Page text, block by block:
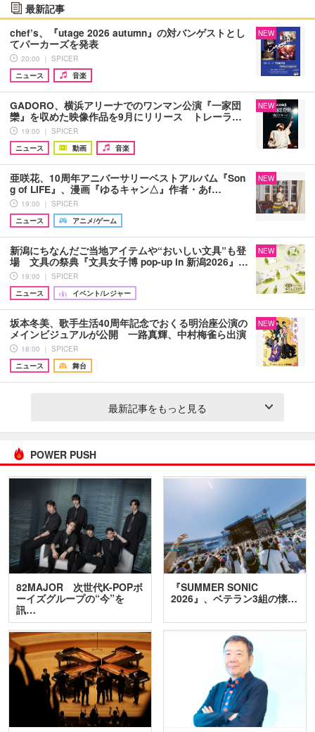
最新記事
chef’s、『utage 2026 autumn』の対バンゲストとし
てパーカーズを発表
20:00 ｜ SPICER
ニュース
音楽
NEW
GADORO、横浜アリーナでのワンマン公演『一家団
欒』を収めた映像作品を9月にリリース トレーラ…
19:00 ｜ SPICER
ニュース
動画 音楽
NEW
亜咲花、10周年アニバーサリーベストアルバム『Son
g of LIFE』、漫画『ゆるキャン△』作者・あf…
19:00 ｜ SPICER
ニュース
アニメ/ゲーム
NEW
新潟にちなんだご当地アイテムや“おいしい文具”も登
場 文具の祭典『文具女子博 pop-up in 新潟2026』…
19:00 ｜ SPICER
ニュース
イベント/レジャー
NEW
坂本冬美、歌手生活40周年記念でおくる明治座公演の
メインビジュアルが公開 一路真輝、中村梅雀ら出演
18:00 ｜ SPICER
ニュース
舞台
NEW
最新記事をもっと見る
POWER PUSH
82MAJOR 次世代K-POPボ
ーイズグループの“今”を
訊…
『SUMMER SONIC
2026』、ベテラン3組の懐…